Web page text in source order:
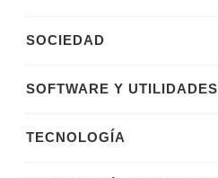
SOCIEDAD
SOFTWARE Y UTILIDADES
TECNOLOGÍA